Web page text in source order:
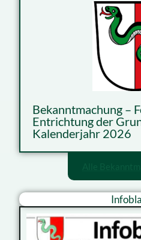
Bekanntmachung –
Entrichtung der
Kalenderjahr 2026